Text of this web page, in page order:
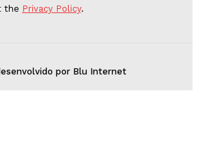
the Privacy Policy.
por Blu Internet